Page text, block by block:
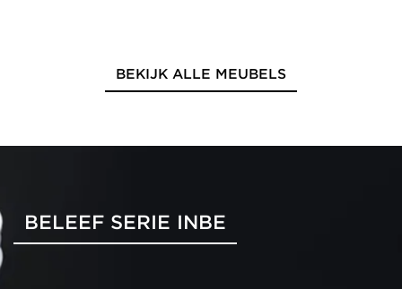
BEKIJK ALLE MEUBELS
BELEEF SERIE INBE